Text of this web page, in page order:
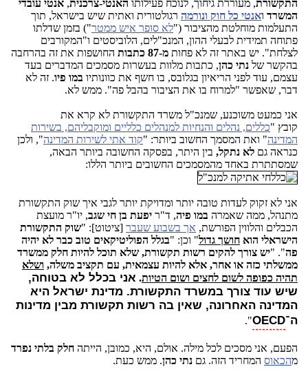
התקשורת, מעוררת גיחוך, לנוכח פעילותו האנטי-צרכנית, אנטי עובדי
המשרד ואנטי כל חוק ונורמה רגולטורית ואתית שיש בישראל, תוך
התעלמות מוחלטת מהציבור ("לא סופר איש ממטר") בזמן שדלתו
פתוחה תמידית לבעלי ההון, המנכ"לים, הלוביסטים ו"המקורבים
לצלחת". יש באתר זה לא פחות מ-87 כתבות
החושפות את זה בהרחבה
בהקשר של נתי כהן, כתבות מלוות בעשרות מסמכים המדברים בעד
עצמם, עוד לפני הריאיון בגלובס, בו חשף את כוונותיו במו פיו. זה לא
דבר, שאפשר "למרוח בו את הציבור בהבל פה". ממש לא.
אני כמעט משוכנע, שמנכ"ל משרד התקשורת לא קרא את
קובץ "כללים, נהלים והנחיות למנהלים כלליים ומוקבליהם, בשירות
המדינה" ואת המסמך החשוב ביותר: "קוד אתי לשירות המדינה", ולכן
כנראה גם לא נתקל, בין היתר, בפסקה החשובה ביותר הבאה,
שמסתתרת באחד מהמסמכים החשובים ביותר הללו:
אני לא זקוק לעדות טובה יותר ומדויקת יותר לגבי איך שוק התקשורת
מתנהל, ממה שאמרה במו פיה, ד"ר יפעת בן חי שגב, יו"ר מועצת
הכבלים והלווין הפורשת, אך בשבוע שעבר [ציטוט]: "שוק התקשורת
הישראלי הוא חושך גדול" וכן: "בגלל הפוליטיקאים טוב כבר לא יהיה
פה". "יש צורך להקים רשות תקשורת, שלא תוכל להיות חלק ממשרד
ממשלתי כזה או אחר, אלא להיות עצמאית, עם תקציב משלה, ושלא
תהיה כפופה לשום לחצים ושום הטיות. אני בכלל לא בטוחה,
שיש עוד צורך במשרד התקשורת. מדינת ישראל היא
המדינה האחרונה, שאין בה רשות תקשורת מבין מדינות
ה־OECD
".
הפעם, אני מסכים לכל מילה. אולם, היא, כמובן, הייתה חלק בלתי נפרד
מהכאוס המחריד הזה. גם נתי כהן. ממש כעת.